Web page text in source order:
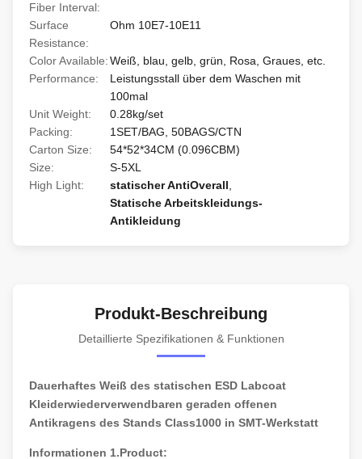
Fiber Interval:
Surface
Resistance:
Ohm 10E7-10E11
Color Available:Weiß, blau, gelb, grün, Rosa, Graues, etc.
Performance:
Leistungsstall über dem Waschen mit
100mal
Unit Weight:
0.28kg/set
Packing:
1SET/BAG, 50BAGS/CTN
Carton Size:
54*52*34CM (0.096CBM)
Size:
S-5XL
High Light:
statischer AntiOverall
Statische Arbeitskleidungs-
Antikleidung
Produkt-Beschreibung
Detaillierte Spezifikationen & Funktionen
Dauerhaftes Weiß des statischen ESD Labcoat
Kleiderwiederverwendbaren geraden offenen
Antikragens des Stands Class1000 in SMT-Werkstatt
Informationen 1.Product: